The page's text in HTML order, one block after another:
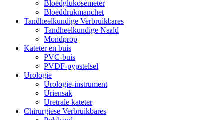
Bloedglukosemeter
Bloeddrukmanchet
Tandheelkundige Verbruikbares
Tandheelkundige Naald
Mondprop
Kateter en buis
PVC-buis
PVDF-pypstelsel
Urologie
Urologie-instrument
Uriensak
Uretrale kateter
Chirurgiese Verbruikbares